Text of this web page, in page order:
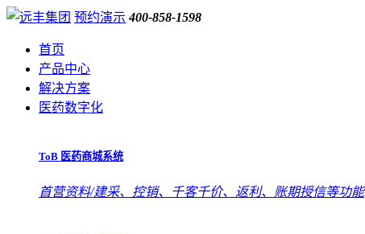
预约演示 400-858-1598
首页
产品中心
解决方案
医药数字化
ToB 医药商城系统
首营资料/建采、控销、千客千价、返利、账期授信等功能